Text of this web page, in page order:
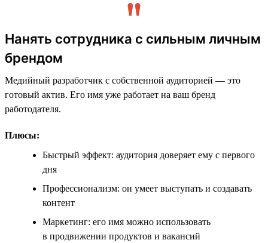
Нанять сотрудника с сильным личным
брендом
Медийный разработчик с собственной аудиторией — это
готовый актив. Его имя уже работает на ваш бренд
работодателя.
Плюсы:
Быстрый эффект: аудитория доверяет ему с первого
дня
Профессионализм: он умеет выступать и создавать
контент
Маркетинг: его имя можно использовать
в продвижении продуктов и вакансий